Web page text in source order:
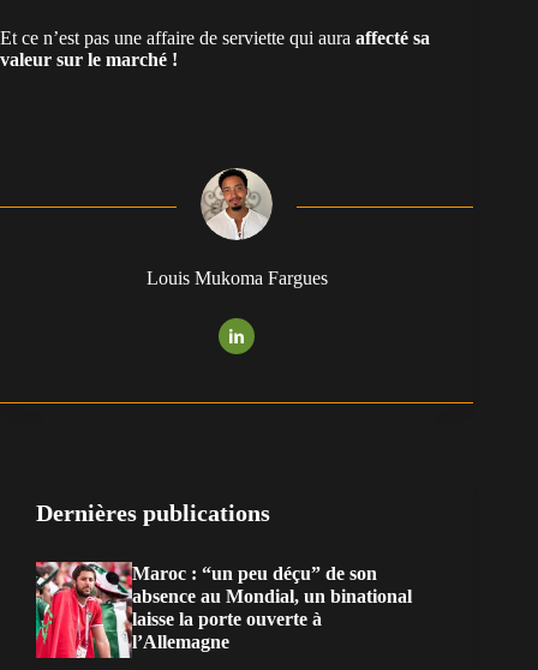
Et ce n’est pas une affaire de serviette qui aura affecté sa
valeur sur le marché !
Louis Mukoma Fargues
Dernières publications
Maroc : “un peu déçu” de son
absence au Mondial, un binational
laisse la porte ouverte à
l’Allemagne